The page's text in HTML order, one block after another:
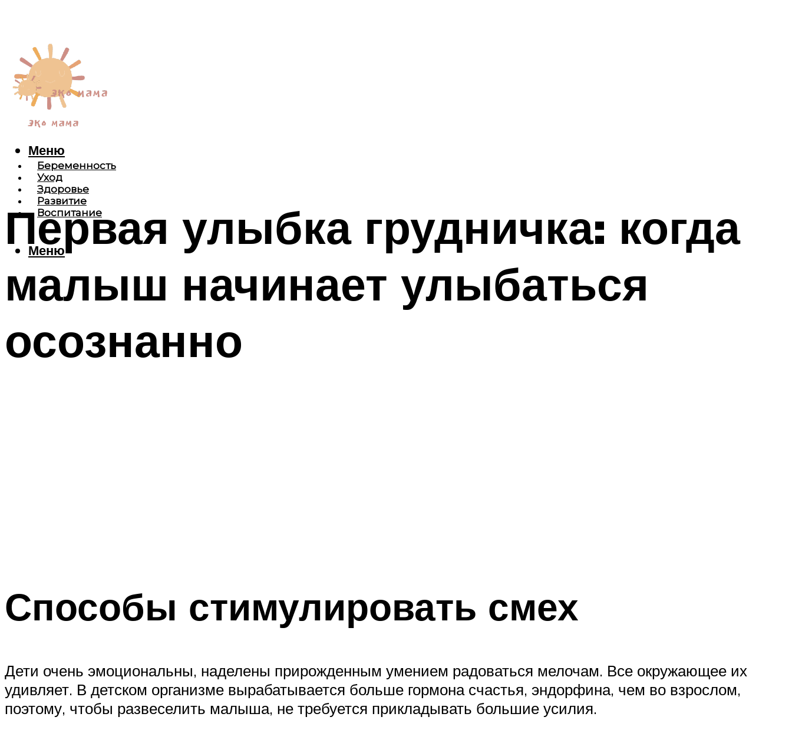
Беременность
Уход
Здоровье
Развитие
Воспитание
Меню
Меню
Первая улыбка грудничка: когда
малыш начинает улыбаться
осознанно
Способы стимулировать смех
Дети очень эмоциональны, наделены прирожденным умением радоваться мелочам. Все окружающее их
удивляет. В детском организме вырабатывается больше гормона счастья, эндорфина, чем во взрослом,
поэтому, чтобы развеселить малыша, не требуется прикладывать большие усилия.